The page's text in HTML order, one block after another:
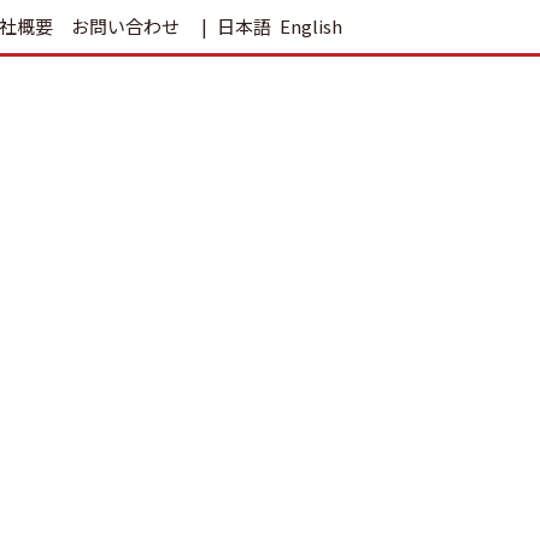
概要 お問い合わせ 日本語 English